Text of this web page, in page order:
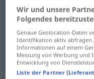
anführen leiden
lenken leiden
Wir und unsere
Folgendes
Genaue Geolocation-Daten
Identifikation aktiv
Informationen auf einem
Messung von Werbung und
Entwicklung von
Liste der Partner